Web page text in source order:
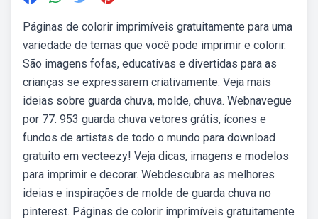
Páginas de colorir imprimíveis gratuitamente para uma
variedade de temas que você pode imprimir e colorir.
São imagens fofas, educativas e divertidas para as
crianças se expressarem criativamente. Veja mais
ideias sobre guarda chuva, molde, chuva. Webnavegue
por 77. 953 guarda chuva vetores grátis, ícones e
fundos de artistas de todo o mundo para download
gratuito em vecteezy! Veja dicas, imagens e modelos
para imprimir e decorar. Webdescubra as melhores
ideias e inspirações de molde de guarda chuva no
pinterest. Páginas de colorir imprimíveis gratuitamente